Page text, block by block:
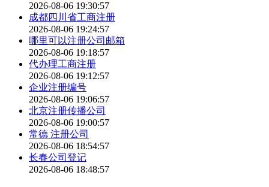
2026-08-06 19:30:57
成都四川省工商注册
2026-08-06 19:24:57
哪里可以注册公司邮箱
2026-08-06 19:18:57
代办理工商注册
2026-08-06 19:12:57
企业注册编号
2026-08-06 19:06:57
北京注册传播公司
2026-08-06 19:00:57
常德 注册公司
2026-08-06 18:54:57
长春公司登记
2026-08-06 18:48:57